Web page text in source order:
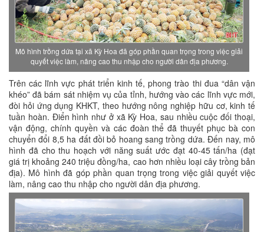
Mô hình trồng dứa tại xã Kỳ Hoa đã góp phần quan trọng trong việc giải
quyết việc làm, nâng cao thu nhập cho người dân địa phương.
Trên các lĩnh vực phát triển kinh tế, phong trào thi đua “dân vận
khéo” đã bám sát nhiệm vụ của tỉnh, hướng vào các lĩnh vực mới,
đòi hỏi ứng dụng KHKT, theo hướng nông nghiệp hữu cơ, kinh tế
tuần hoàn. Điển hình như ở xã Kỳ Hoa, sau nhiều cuộc đối thoại,
vận động, chính quyền và các đoàn thể đã thuyết phục bà con
chuyển đổi 8,5 ha đất đồi bỏ hoang sang trồng dứa. Đến nay, mô
hình đã cho thu hoạch với năng suất ước đạt 40-45 tấn/ha (đạt
giá trị khoảng 240 triệu đồng/ha, cao hơn nhiều loại cây trồng bản
địa). Mô hình đã góp phần quan trọng trong việc giải quyết việc
làm, nâng cao thu nhập cho người dân địa phương.